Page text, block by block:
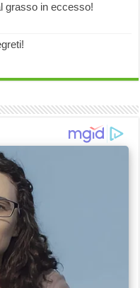
grasso in eccesso!